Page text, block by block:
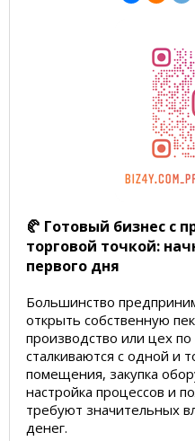
🥐 Готовый бизнес с
торговой точкой:
первого дня
Большинство
открыть собственную
производство или цех
сталкиваются с одной и
помещения, закупка
настройка процессов и
требуют значительных
денег.